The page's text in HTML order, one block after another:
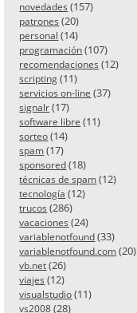
novedades (157)
patrones (20)
personal (14)
programación (107)
recomendaciones (12)
scripting (11)
servicios on-line (37)
signalr (17)
software libre (11)
sorteo (14)
spam (17)
sponsored (18)
técnicas de spam (12)
tecnología (12)
trucos (286)
vacaciones (24)
variablenotfound (33)
variablenotfound.com (20)
vb.net (26)
viajes (12)
visualstudio (11)
vs2008 (28)